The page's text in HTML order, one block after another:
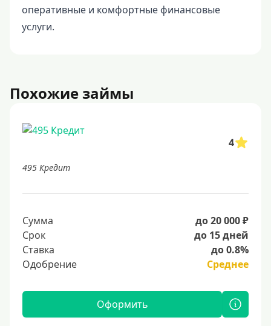
оперативные и комфортные финансовые
услуги.
Похожие займы
4
495 Кредит
Сумма
до 20 000 ₽
Срок
до 15 дней
Ставка
до 0.8%
Одобрение
Среднее
Оформить